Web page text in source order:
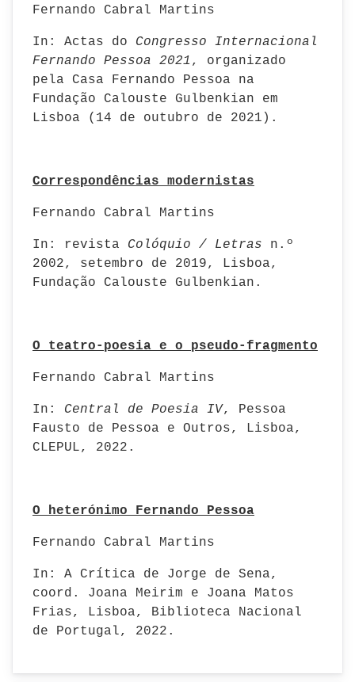
Fernando Cabral Martins
In: Actas do Congresso Internacional
Fernando Pessoa 2021 , organizado
pela Casa Fernando Pessoa na
Fundação Calouste Gulbenkian em
Lisboa (14 de outubro de 2021).
Correspondências modernistas
Fernando Cabral Martins
In: revista Colóquio / Letras n.º
2002, setembro de 2019, Lisboa,
Fundação Calouste Gulbenkian.
O teatro-poesia e o pseudo-fragmento
Fernando Cabral Martins
In: Central de Poesia IV, Pessoa
Fausto de Pessoa e Outros, Lisboa,
CLEPUL, 2022.
O heterónimo Fernando Pessoa
Fernando Cabral Martins
In: A Crítica de Jorge de Sena,
coord. Joana Meirim e Joana Matos
Frias, Lisboa, Biblioteca Nacional
de Portugal, 2022.